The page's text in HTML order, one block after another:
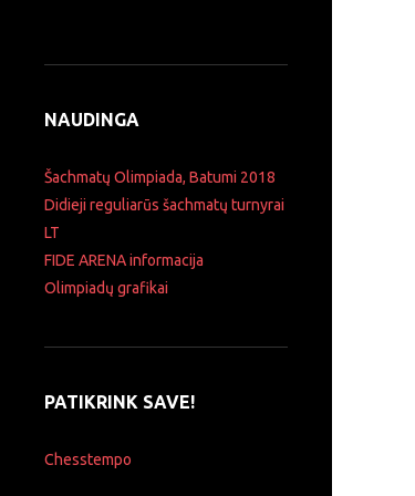
NAUDINGA
Šachmatų Olimpiada, Batumi 2018
Didieji reguliarūs šachmatų turnyrai
LT
FIDE ARENA informacija
Olimpiadų grafikai
PATIKRINK SAVE!
Chesstempo